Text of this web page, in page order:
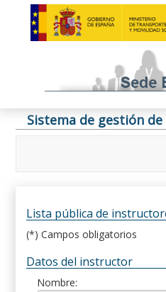
Sistema de gestión
Lista pública de
(*) Campos obligatorios
Datos del instructor
Nombre: